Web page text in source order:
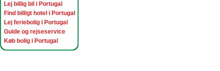
Lej billig bil i Portugal
Find billigt hotel i Portugal
Lej feriebolig i Portugal
Guide og rejseservice
Køb bolig i Portugal